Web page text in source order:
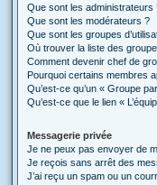
Que sont les administrateurs
Que sont les modérateurs ?
Que sont les groupes
Où trouver la liste des
Comment devenir chef de
Pourquoi certains membres
Qu’est-ce qu’un « Groupe
Qu’est-ce que le lien «
Messagerie privée
Je ne peux pas envoyer de
Je reçois sans arrêt des
J’ai reçu un spam ou un